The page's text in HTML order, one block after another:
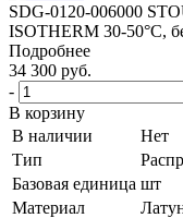
SDG-0120-006000
ISOTHERM 30-50°C,
Подробнее
34 300 руб.
-
В корзину
В наличии
Нет
Тип
Базовая единица шт
Материал